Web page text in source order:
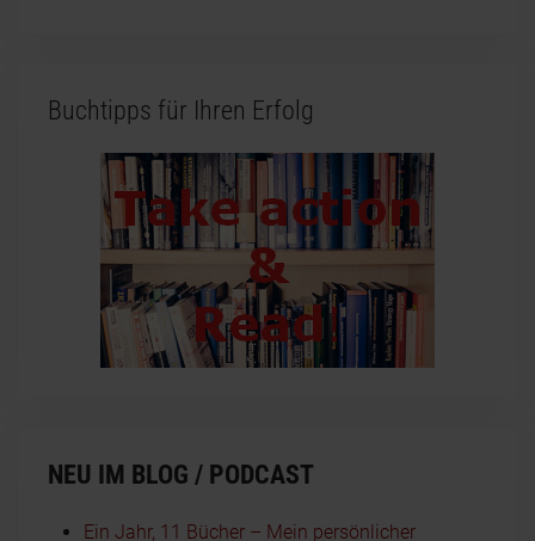
Buchtipps für Ihren Erfolg
NEU IM BLOG / PODCAST
Ein Jahr, 11 Bücher – Mein persönlicher